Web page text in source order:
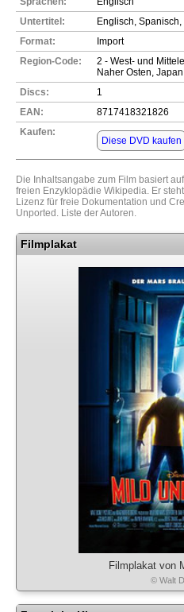
Untertitel:
Englisch,
Format:
Import
Region-Code:
2 - West- und
Naher Osten, Japan
Discs:
1
EAN:
8717418321826
Kaufen:
Diese DVD kaufen
Die Inhaltsangabe zum Film basiert auf
freien Enzyklopädie Wikipedia. Er
Lizenz für freie Dokumentation und
Unported . Liste der Autoren.
Filmplakat
Filmplakat von
© Walt